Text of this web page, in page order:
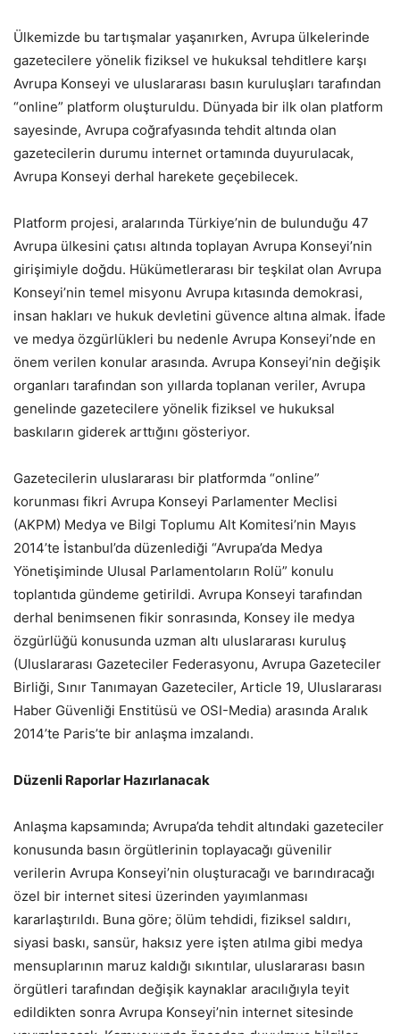
Ülkemizde bu tartışmalar yaşanırken, Avrupa ülkelerinde
gazetecilere yönelik fiziksel ve hukuksal tehditlere karşı
Avrupa Konseyi ve uluslararası basın kuruluşları tarafından
“online” platform oluşturuldu. Dünyada bir ilk olan platform
sayesinde, Avrupa coğrafyasında tehdit altında olan
gazetecilerin durumu internet ortamında duyurulacak,
Avrupa Konseyi derhal harekete geçebilecek.
Platform projesi, aralarında Türkiye’nin de bulunduğu 47
Avrupa ülkesini çatısı altında toplayan Avrupa Konseyi’nin
girişimiyle doğdu. Hükümetlerarası bir teşkilat olan Avrupa
Konseyi’nin temel misyonu Avrupa kıtasında demokrasi,
insan hakları ve hukuk devletini güvence altına almak. İfade
ve medya özgürlükleri bu nedenle Avrupa Konseyi’nde en
önem verilen konular arasında. Avrupa Konseyi’nin değişik
organları tarafından son yıllarda toplanan veriler, Avrupa
genelinde gazetecilere yönelik fiziksel ve hukuksal
baskıların giderek arttığını gösteriyor.
Gazetecilerin uluslararası bir platformda “online”
korunması fikri Avrupa Konseyi Parlamenter Meclisi
(AKPM) Medya ve Bilgi Toplumu Alt Komitesi’nin Mayıs
2014’te İstanbul’da düzenlediği “Avrupa’da Medya
Yönetişiminde Ulusal Parlamentoların Rolü” konulu
toplantıda gündeme getirildi. Avrupa Konseyi tarafından
derhal benimsenen fikir sonrasında, Konsey ile medya
özgürlüğü konusunda uzman altı uluslararası kuruluş
(Uluslararası Gazeteciler Federasyonu, Avrupa Gazeteciler
Birliği, Sınır Tanımayan Gazeteciler, Article 19, Uluslararası
Haber Güvenliği Enstitüsü ve OSI-Media) arasında Aralık
2014’te Paris’te bir anlaşma imzalandı.
Düzenli Raporlar Hazırlanacak
Anlaşma kapsamında; Avrupa’da tehdit altındaki gazeteciler
konusunda basın örgütlerinin toplayacağı güvenilir
verilerin Avrupa Konseyi’nin oluşturacağı ve barındıracağı
özel bir internet sitesi üzerinden yayımlanması
kararlaştırıldı. Buna göre; ölüm tehdidi, fiziksel saldırı,
siyasi baskı, sansür, haksız yere işten atılma gibi medya
mensuplarının maruz kaldığı sıkıntılar, uluslararası basın
örgütleri tarafından değişik kaynaklar aracılığıyla teyit
edildikten sonra Avrupa Konseyi’nin internet sitesinde